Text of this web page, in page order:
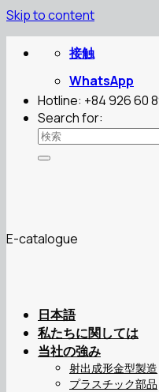
Skip to content
接触
WhatsApp
Hotline: +84 926 60
Search for:
日本語
私たちに関しては
当社の強み
射出成形金型製造
プラスチック部品
E-catalogue